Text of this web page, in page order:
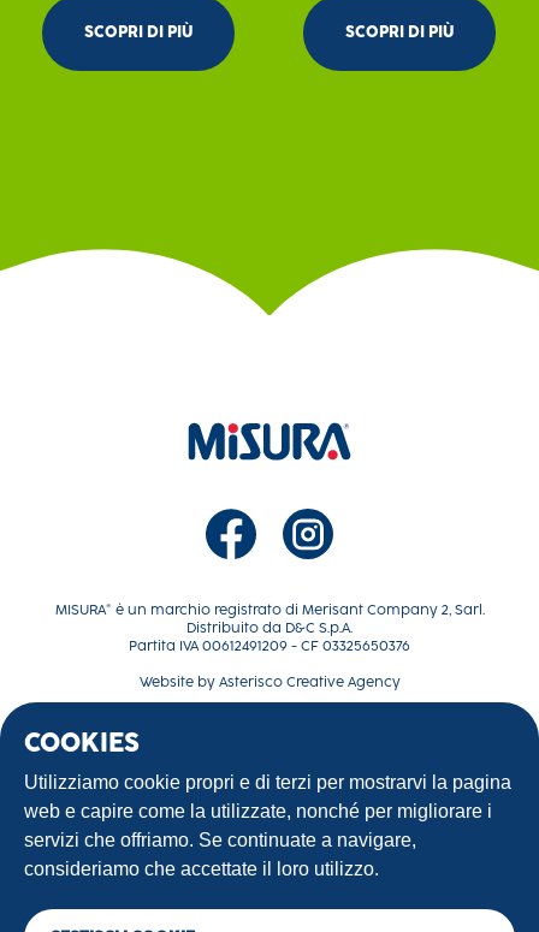
SCOPRI DI PIÙ SCOPRI DI PIÙ
MISURA® è un marchio registrato di Merisant Company 2, Sarl.
Distribuito da D&C S.p.A.
Partita IVA 00612491209 - CF 03325650376
Website by Asterisco Creative Agency
Terms of use
Privacy Policy
COOKIES
Utilizziamo cookie propri e di terzi per mostrarvi la pagina
web e capire come la utilizzate, nonché per migliorare i
servizi che offriamo. Se continuate a navigare,
consideriamo che accettate il loro utilizzo.